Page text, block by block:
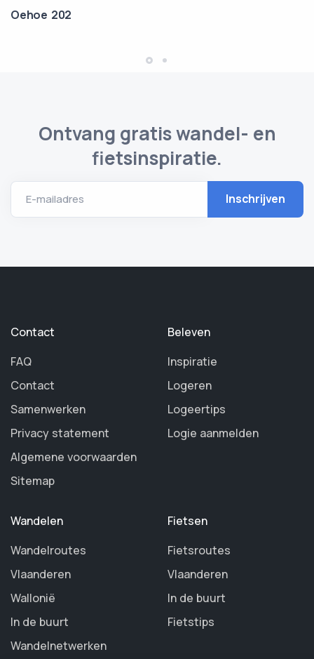
Oehoe 202
Ontvang gratis wandel- en
fietsinspiratie.
E-mailadres
Contact
FAQ
Contact
Samenwerken
Privacy statement
Algemene voorwaarden
Sitemap
Beleven
Inspiratie
Logeren
Logeertips
Logie aanmelden
Wandelen
Wandelroutes
Vlaanderen
Wallonië
In de buurt
Wandelnetwerken
Fietsen
Fietsroutes
Vlaanderen
In de buurt
Fietstips